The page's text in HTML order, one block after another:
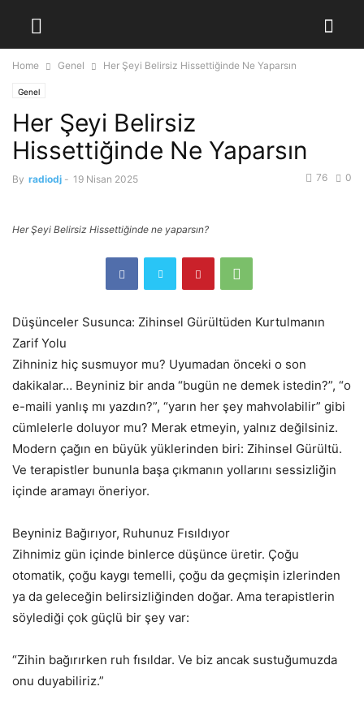
Home Genel Her Şeyi Belirsiz Hissettiğinde Ne Yaparsın
Genel
Her Şeyi Belirsiz
Hissettiğinde Ne Yaparsın
By radiodj - 19 Nisan 2025 0
76
Her Şeyi Belirsiz Hissettiğinde ne yaparsın?
Düşünceler Susunca: Zihinsel Gürültüden Kurtulmanın
Zarif Yolu
Zihniniz hiç susmuyor mu? Uyumadan önceki o son
dakikalar… Beyniniz bir anda “bugün ne demek istedin?”, “o
e-maili yanlış mı yazdın?”, “yarın her şey mahvolabilir” gibi
cümlelerle doluyor mu? Merak etmeyin, yalnız değilsiniz.
Modern çağın en büyük yüklerinden biri: Zihinsel Gürültü.
Ve terapistler bununla başa çıkmanın yollarını sessizliğin
içinde aramayı öneriyor.
Beyniniz Bağırıyor, Ruhunuz Fısıldıyor
Zihnimiz gün içinde binlerce düşünce üretir. Çoğu
otomatik, çoğu kaygı temelli, çoğu da geçmişin izlerinden
ya da geleceğin belirsizliğinden doğar. Ama terapistlerin
söylediği çok güçlü bir şey var:
“Zihin bağırırken ruh fısıldar. Ve biz ancak sustuğumuzda
onu duyabiliriz.”